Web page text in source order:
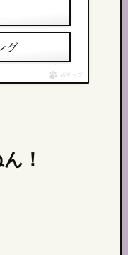
グ
ポチップ
！